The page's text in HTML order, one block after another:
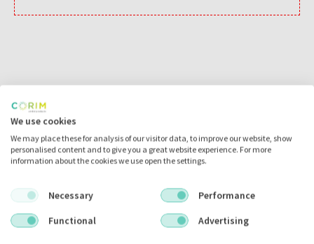
Video's over de Biodentine van
Setpodont
Hier staat een video. Accepteer de (marketing) cookies om
deze video te kunnen bekijken.
We use cookies
We may place these for analysis of our visitor data, to improve our website, show
personalised content and to give you a great website experience. For more
information about the cookies we use open the settings.
Necessary
Performance
Functional
Advertising